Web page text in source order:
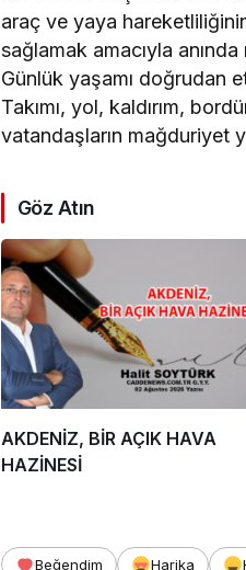
araç ve yaya
sağlamak amacıyla
Günlük yaşamı doğrudan
Takımı, yol, kaldırım,
vatandaşların mağduriyet
Göz Atın
AKDENİZ, BİR AÇIK HAVA
HAZİNESİ
Beğendim Harika